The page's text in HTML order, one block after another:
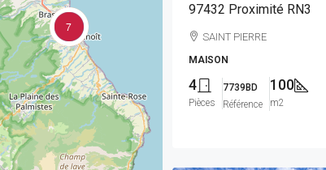
7
97432 Proximité RN3
SAINT PIERRE
MAISON
4
Pièces
7739BD
Référence
100
m2